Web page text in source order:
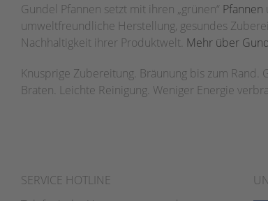
Gundel Pfannen setzt mit ihren „grünen“ Pfannen
umweltfreundliche Herstellung, gesundes
Nachhaltigkeit ihrer Produktwelt. Mehr über
Knusprige Zubereitung. Bräunung bis zum
Braten. Leichte Reinigung. Weniger Energie
SERVICE HOTLINE